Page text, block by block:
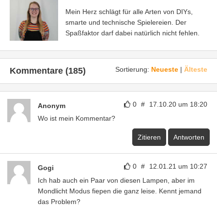
Mein Herz schlägt für alle Arten von DIYs,
smarte und technische Spielereien. Der
Spaßfaktor darf dabei natürlich nicht fehlen.
Sortierung: Neueste | Älteste
Kommentare (185)
0 # 17.10.20 um 18:20
Anonym
Wo ist mein Kommentar?
Zitieren Antworten
0 # 12.01.21 um 10:27
Gogi
Ich hab auch ein Paar von diesen Lampen, aber im
Mondlicht Modus fiepen die ganz leise. Kennt jemand
das Problem?